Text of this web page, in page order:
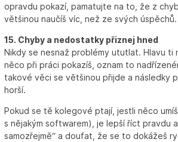
opravdu pokazí, pamatujte na to, že z
většinou naučíš víc, než ze svých úspěchů.
15. Chyby a nedostatky přiznej hned
Nikdy se nesnaž problémy ututlat. Hlavu ti
něco při práci pokazíš, oznam to
takové věci se většinou přijde a následky
horší.
Pokud se tě kolegové ptají, jestli něco
s nějakým softwarem), je lepší říct pravdu
samozřejmě“ a doufat, že se to dokážeš